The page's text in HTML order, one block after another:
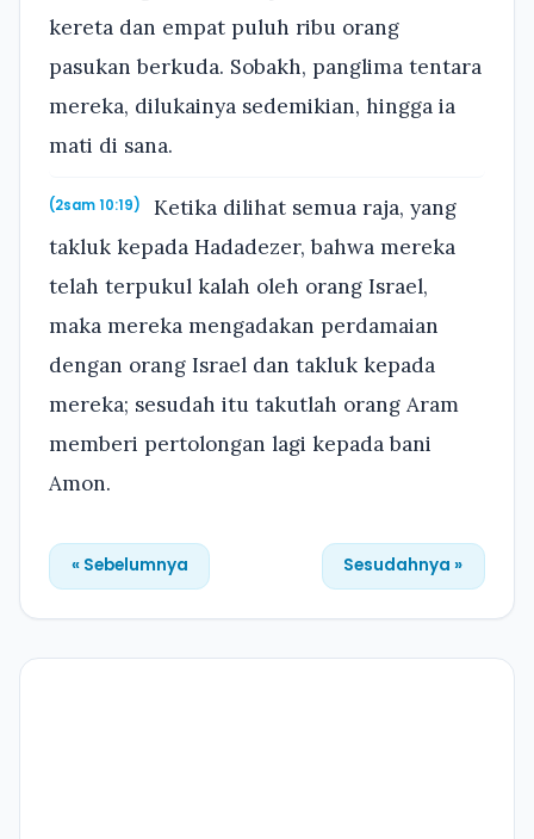
kereta dan empat puluh ribu orang
pasukan berkuda. Sobakh, panglima tentara
mereka, dilukainya sedemikian, hingga ia
mati di sana.
(2sam 10:19)
Ketika dilihat semua raja, yang
takluk kepada Hadadezer, bahwa mereka
telah terpukul kalah oleh orang Israel,
maka mereka mengadakan perdamaian
dengan orang Israel dan takluk kepada
mereka; sesudah itu takutlah orang Aram
memberi pertolongan lagi kepada bani
Amon.
« Sebelumnya Sesudahnya »